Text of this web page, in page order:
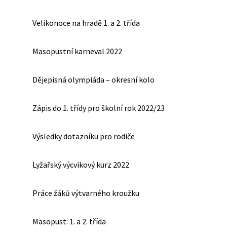
Velikonoce na hradě 1. a 2. třída
Masopustní karneval 2022
Dějepisná olympiáda – okresní kolo
Zápis do 1. třídy pro školní rok 2022/23
Výsledky dotazníku pro rodiče
Lyžařský výcvikový kurz 2022
Práce žáků výtvarného kroužku
Masopust: 1. a 2. třída